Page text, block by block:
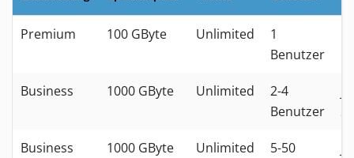
Premium 100 GByte Unlimited
1
Benutzer
Business 1000 GByte Unlimited
2-4
Benutzer
Business 1000 GByte Unlimited
5-50